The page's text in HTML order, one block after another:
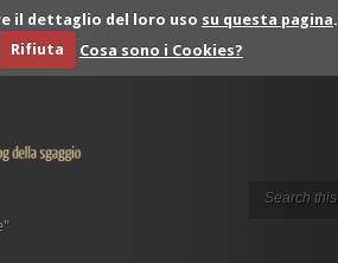
il dettaglio del loro uso su questa pagina.
Rifiuta Cosa sono i Cookies?